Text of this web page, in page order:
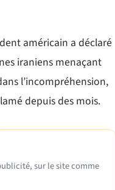
américain a déclaré
iraniens menaçant
l’incompréhension,
depuis des mois.
sur le site comme